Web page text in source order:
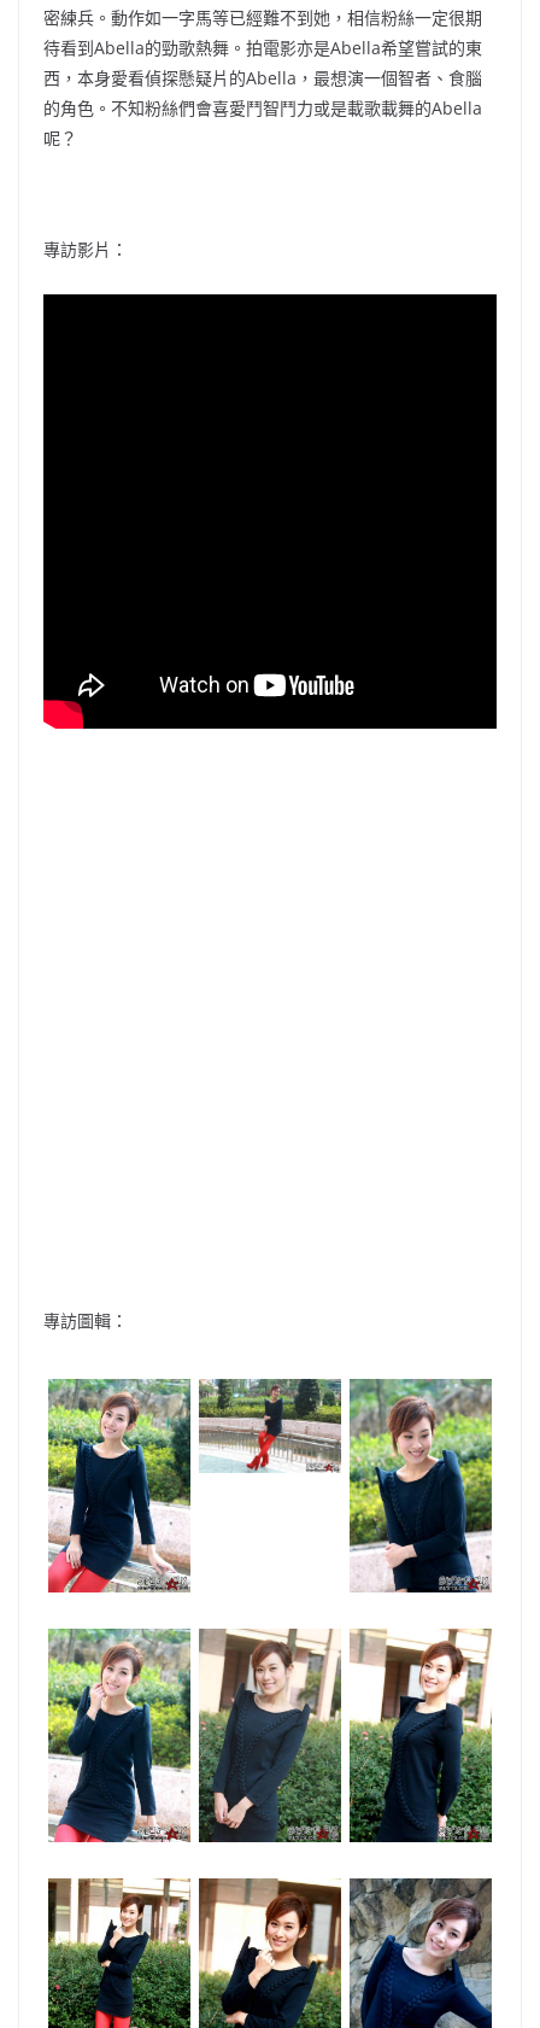
密練兵。動作如一字馬等已經難不到她，相信粉絲一定很期
待看到Abella的勁歌熱舞。拍電影亦是Abella希望嘗試的東
西，本身愛看偵探懸疑片的Abella，最想演一個智者、食腦
的角色。不知粉絲們會喜愛鬥智鬥力或是載歌載舞的Abella
呢？
專訪影片：
專訪圖輯：